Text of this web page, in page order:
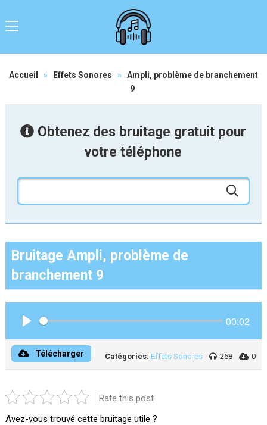
Accueil » Effets Sonores » Ampli, problème de branchement
9
Obtenez des bruitage gratuit pour
votre téléphone
Bruitage Ampli, problème de
branchement 9
00:02
Télécharger Catégories: Effets Sonores 268 0
Rate this post
Avez-vous trouvé cette bruitage utile ?